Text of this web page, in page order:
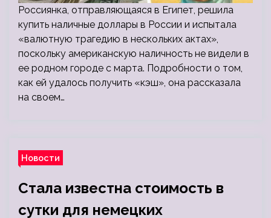
Россиянка, отправляющаяся в Египет, решила
купить наличные доллары в России и испытала
«валютную трагедию в нескольких актах»,
поскольку американскую наличность не видели в
ее родном городе с марта. Подробности о том,
как ей удалось получить «кэш», она рассказала
на своем…
Новости
Стала известна стоимость в
сутки для немецких